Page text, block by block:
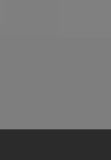
prawo wniesienia